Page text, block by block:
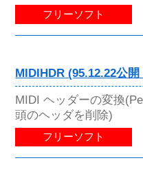
フリーソフト
MIDIHDR (95.12.22公開
MIDI ヘッダーの変換
頭のヘッダを削除)
フリーソフト